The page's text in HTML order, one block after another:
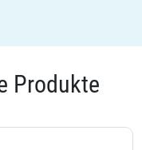
Produkte